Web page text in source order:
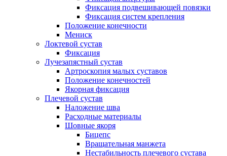
Фиксация подвешивающей повязки
Фиксация систем крепления
Положение конечности
Мениск
Локтевой сустав
Фиксация
Лучезапястный сустав
Артроскопия малых суставов
Положение конечностей
Якорная фиксация
Плечевой сустав
Наложение шва
Расходные материалы
Шовные якоря
Бицепс
Вращательная манжета
Нестабильность плечевого сустава